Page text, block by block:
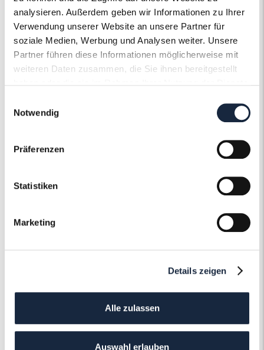
analysieren. Außerdem geben wir Informationen zu Ihrer
Verwendung unserer Website an unsere Partner für
soziale Medien, Werbung und Analysen weiter. Unsere
Partner führen diese Informationen möglicherweise mit
weiteren Daten zusammen, die Sie ihnen bereitgestellt
Notwendig
Präferenzen
Statistiken
Marketing
Details zeigen
Alle zulassen
Auswahl erlauben
Steinqualität VS2
Edelsteinfarbe Diamant
Ringweite in mm 53
Der Roneli
Schmuckervice
Mehr erfahren